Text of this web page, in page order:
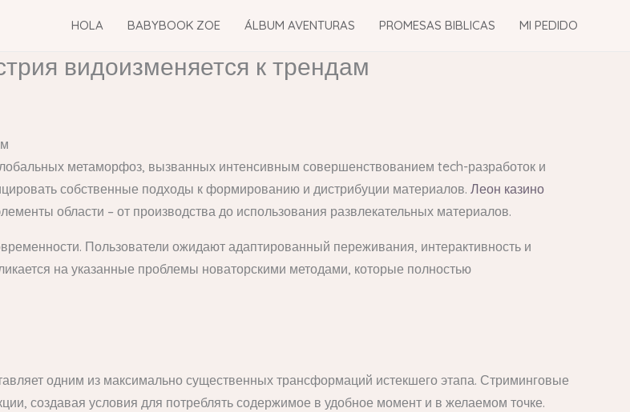
HOLA BABYBOOK ZOE ÁLBUM AVENTURAS PROMESAS BIBLICAS MI PEDIDO
видоизменяется к трендам
метаморфоз, вызванных интенсивным совершенствованием tech-разработок и
собственные подходы к формированию и дистрибуции материалов. Леон казино
области – от производства до использования развлекательных материалов.
Пользователи ожидают адаптированный переживания, интерактивность и
на указанные проблемы новаторскими методами, которые полностью
одним из максимально существенных трансформаций истекшего этапа. Стриминговые
создавая условия для потреблять содержимое в удобное момент и в желаемом точке.